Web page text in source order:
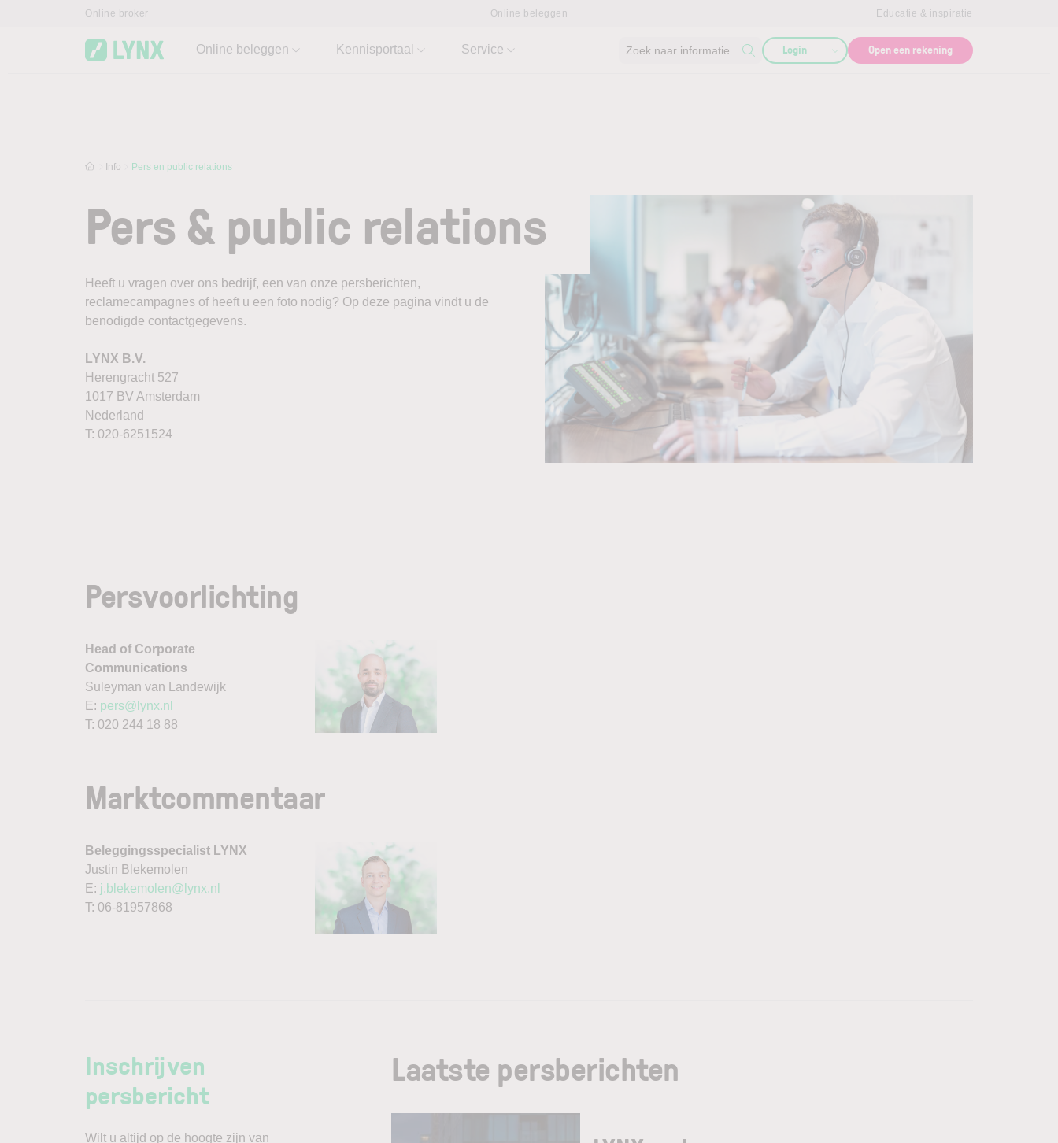
Skip to main contentOnline broker Online beleggen Educatie & inspiratie
Online beleggen Kennisportaal Service Zoek naar informatie Login Open een rekening
Info Pers en public relations
Pers & public relations
Heeft u vragen over ons bedrijf, een van onze persberichten,
reclamecampagnes of heeft u een foto nodig? Op deze pagina vindt u de
benodigde contactgegevens.
LYNX B.V.
Herengracht 527
1017 BV Amsterdam
Nederland
T: 020-6251524
Persvoorlichting
Head of Corporate
Communications
Suleyman van Landewijk
E: pers@lynx.nl
T: 020 244 18 88
Marktcommentaar
Beleggingsspecialist LYNX
Justin Blekemolen
E: j.blekemolen@lynx.nl
T: 06-81957868
Inschrijven
persbericht
Wilt u altijd op de hoogte zijn van
Laatste persberichten